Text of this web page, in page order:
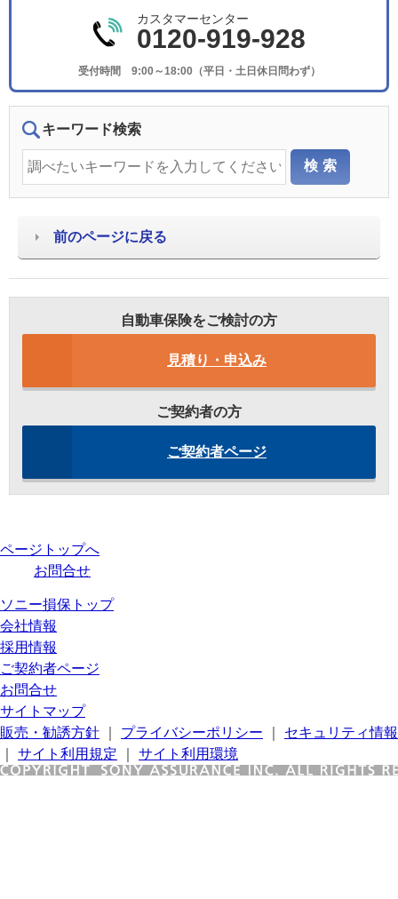
カスタマーセンター
0120-919-928
受付時間 9:00～18:00（平日・土日休日問わず）
キーワード検索
前のページに戻る
自動車保険をご検討の方
見積り・申込み
ご契約者の方
ご契約者ページ
ページトップへ
お問合せ
ソニー損保トップ
会社情報
採用情報
ご契約者ページ
お問合せ
サイトマップ
販売・勧誘方針
プライバシーポリシー
セキュリティ情報
サイト利用規定 サイト利用環境